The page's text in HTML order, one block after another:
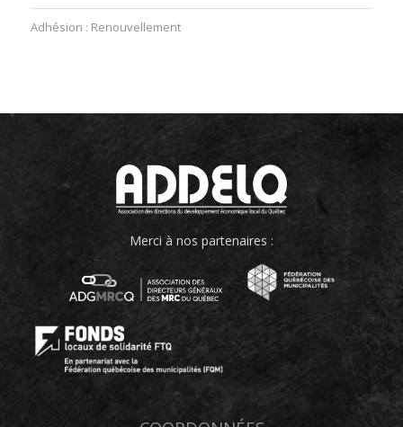
Adhésion : Renouvellement
Merci à nos partenaires :